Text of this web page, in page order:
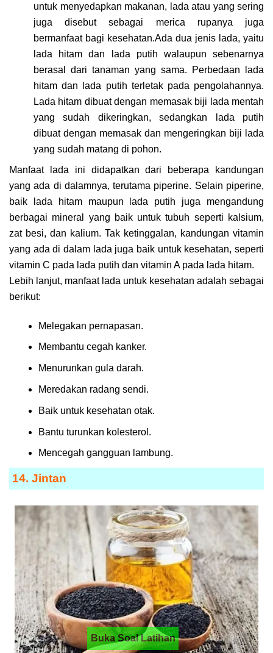
untuk menyedapkan makanan, lada atau yang sering
juga disebut sebagai merica rupanya juga
bermanfaat bagi kesehatan.Ada dua jenis lada, yaitu
lada hitam dan lada putih walaupun sebenarnya
berasal dari tanaman yang sama. Perbedaan lada
hitam dan lada putih terletak pada pengolahannya.
Lada hitam dibuat dengan memasak biji lada mentah
yang sudah dikeringkan, sedangkan lada putih
dibuat dengan memasak dan mengeringkan biji lada
yang sudah matang di pohon.
Manfaat lada ini didapatkan dari beberapa kandungan
yang ada di dalamnya, terutama piperine. Selain piperine,
baik lada hitam maupun lada putih juga mengandung
berbagai mineral yang baik untuk tubuh seperti kalsium,
zat besi, dan kalium. Tak ketinggalan, kandungan vitamin
yang ada di dalam lada juga baik untuk kesehatan, seperti
vitamin C pada lada putih dan vitamin A pada lada hitam.
Lebih lanjut, manfaat lada untuk kesehatan adalah sebagai
berikut:
Melegakan pernapasan.
Membantu cegah kanker.
Menurunkan gula darah.
Meredakan radang sendi.
Baik untuk kesehatan otak.
Bantu turunkan kolesterol.
Mencegah gangguan lambung.
14. Jintan
Buka Soal Latihan